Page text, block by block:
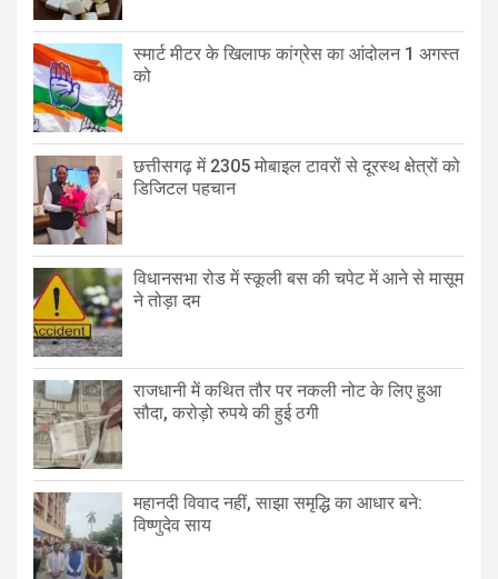
स्मार्ट मीटर के खिलाफ कांग्रेस का आंदोलन 1 अगस्त
को
छत्तीसगढ़ में 2305 मोबाइल टावरों से दूरस्थ क्षेत्रों को
डिजिटल पहचान
विधानसभा रोड में स्कूली बस की चपेट में आने से मासूम
ने तोड़ा दम
राजधानी में कथित तौर पर नकली नोट के लिए हुआ
सौदा, करोड़ो रुपये की हुई ठगी
महानदी विवाद नहीं, साझा समृद्धि का आधार बने:
विष्णुदेव साय